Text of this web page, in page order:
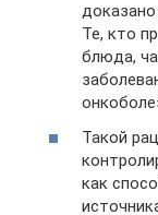
Те, кто
блюда,
Такой
как